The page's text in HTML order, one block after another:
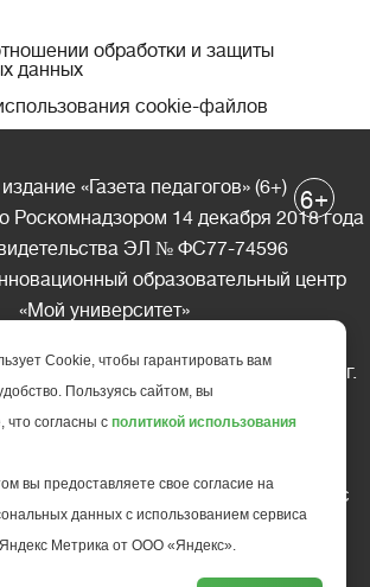
обработки и защиты
данных
cookie-файлов
«Газета педагогов» (6+)
Роскомнадзором 14 декабря 2018 года
ЭЛ № ФС77-74596
образовательный центр
«Мой университет»
Россия, Республика Карелия, г.
Фридриха Энгельса д.10, офис 211
редакции: +7 (499) 685-10-45
газеты допускается только c
разрешения редакции
педагогов» обязательна.
6+
Cookie, чтобы гарантировать вам
Пользуясь сайтом, вы
что согласны с политикой использования
вы предоставляете свое согласие на
данных с использованием сервиса
Метрика от ООО «Яндекс».